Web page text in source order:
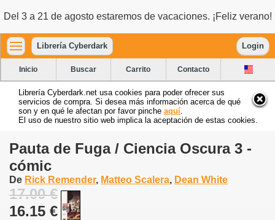
Del 3 a 21 de agosto estaremos de vacaciones. ¡Feliz verano!
Librería Cyberdark Login
Inicio Buscar Carrito Contacto
Librería Cyberdark.net usa cookies para poder ofrecer sus
servicios de compra. Si desea más información acerca de qué
son y en qué le afectan por favor pinche aquí
El uso de nuestro sitio web implica la aceptación de estas cookies.
Pauta de Fuga / Ciencia Oscura 3 -
cómic
De Rick Remender, Matteo Scalera, Dean White
17.00 €
16.15 €